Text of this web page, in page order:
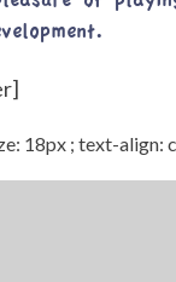
18px ; text-